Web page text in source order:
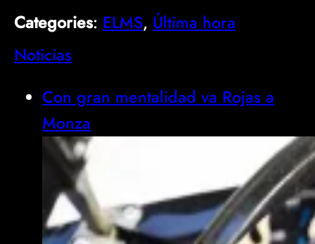
Categories: ELMS, Última hora
Noticias
Con gran mentalidad va Rojas a
Monza